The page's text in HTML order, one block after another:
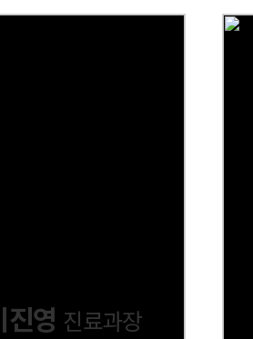
진영 진료과장